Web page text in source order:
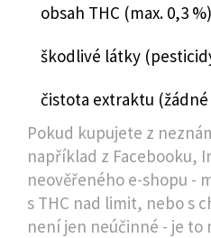
obsah THC (max. 0,3 %)
škodlivé látky
čistota extraktu
Pokud kupujete z
například z Facebooku,
neověřeného e-shopu -
s THC nad limit, nebo s
není jen neúčinné - je to